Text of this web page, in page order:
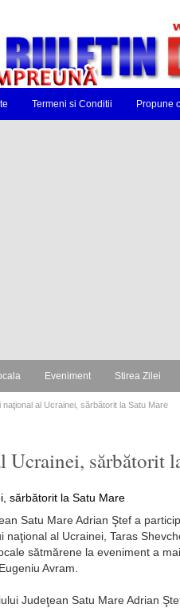
Termeni si Conditii Propune
Eveniment Stirea Zilei
naţional al Ucrainei, sărbătorit la Satu Mare
Ucrainei, sărbătorit
Satu Mare Adrian Ştef a
naţional al Ucrainei, Taras
sătmărene la eveniment a
Avram.
Judeţean Satu Mare Adrian